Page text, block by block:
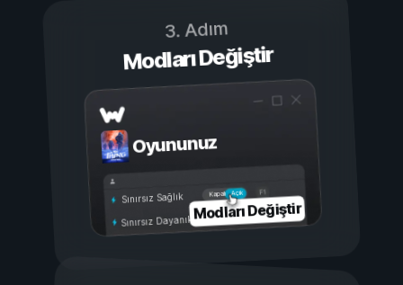
3. Adım
Modları Değiştir
Oyununuz
Açık
Kapalı
Sınırsız Sağlık
Sınırsız DayanıklılıkModları Değiştir